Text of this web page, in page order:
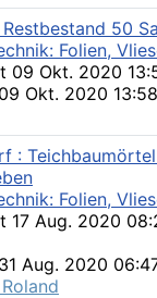
50
Folien,
09 Okt. 2020
09 Okt. 2020 13:58
:
Folien,
17 Aug. 2020
31 Aug. 2020